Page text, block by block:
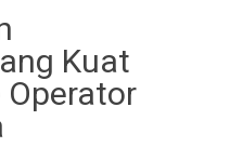
Kuat
Operator